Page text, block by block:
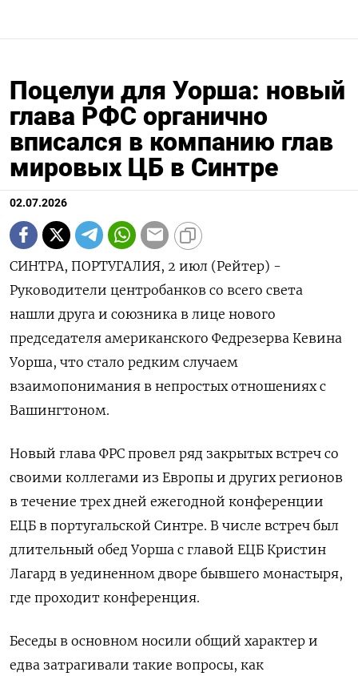
Поцелуи для Уорша: новый
глава РФС органично
вписался в компанию глав
мировых ЦБ в Синтре
02.07.2026
СИНТРА, ПОРТУГАЛИЯ, 2 июл (Рейтер) -
Руководители центробанков со всего света
нашли друга и союзника в лице нового
председателя американского Федрезерва Кевина
Уорша, что стало редким случаем
взаимопонимания в непростых отношениях с
Вашингтоном.
Новый глава ФРС провел ряд закрытых встреч со
своими коллегами из Европы и других регионов
в ‌течение трех дней ежегодной конференции
ЕЦБ в португальской Синтре. В числе встреч был
длительный обед Уорша с главой ЕЦБ Кристин
Лагард в уединенном дворе бывшего монастыря,
где проходит конференция.
Беседы в основном носили общий характер и
едва затрагивали такие вопросы, как